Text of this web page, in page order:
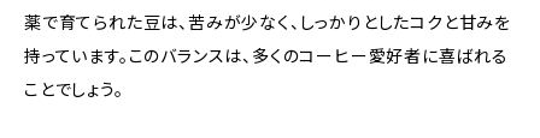
薬で育てられた豆は、苦みが少なく、しっかりとしたコクと甘みを
持っています。このバランスは、多くのコーヒー愛好者に喜ばれる
ことでしょう。